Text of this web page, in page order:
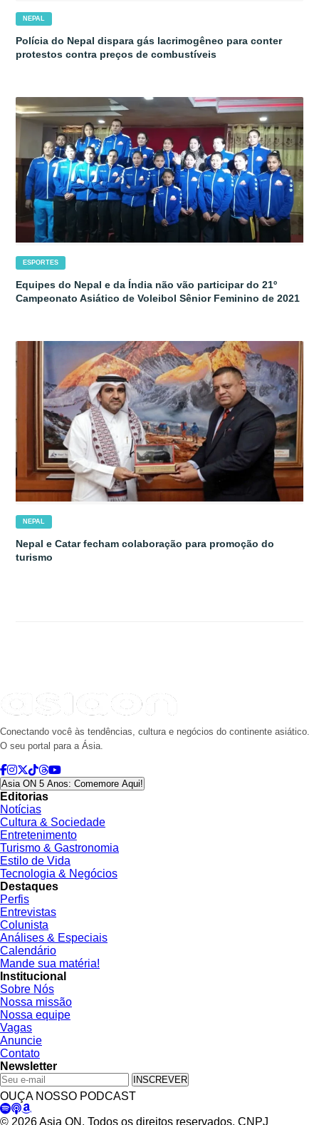
NEPAL
Polícia do Nepal dispara gás lacrimogêneo para conter
protestos contra preços de combustíveis
ESPORTES
Equipes do Nepal e da Índia não vão participar do 21º
Campeonato Asiático de Voleibol Sênior Feminino de 2021
NEPAL
Nepal e Catar fecham colaboração para promoção do
turismo
Conectando você às tendências, cultura e negócios do continente asiático.
O seu portal para a Ásia.
Asia ON 5 Anos: Comemore Aqui!
Editorias
Notícias
Cultura & Sociedade
Entretenimento
Turismo & Gastronomia
Estilo de Vida
Tecnologia & Negócios
Destaques
Perfis
Entrevistas
Colunista
Análises & Especiais
Calendário
Mande sua matéria!
Institucional
Sobre Nós
Nossa missão
Nossa equipe
Vagas
Anuncie
Contato
Newsletter
INSCREVER
OUÇA NOSSO PODCAST
© 2026 Asia ON. Todos os direitos reservados. CNPJ